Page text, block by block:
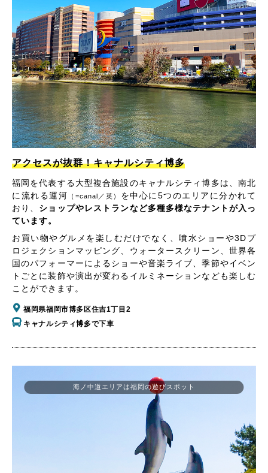
アクセスが抜群！キャナルシティ博多
福岡を代表する大型複合施設のキャナルシティ博多は、南北
に流れる運河 （=canal／英）
を中心に5つのエリアに分かれて
おり、 ショップやレストランなど多種多様なテナントが入っ
ています。
お買い物やグルメを楽しむだけでなく、噴水ショーや3Dプ
ロジェクションマッピング、ウォータースクリーン、世界各
国のパフォーマーによるショーや音楽ライブ、季節やイベン
トごとに装飾や演出が変わるイルミネーションなども楽しむ
ことができます。
福岡県福岡市博多区住吉1丁目2
キャナルシティ博多で下車
海ノ中道エリアは福岡の遊びスポット